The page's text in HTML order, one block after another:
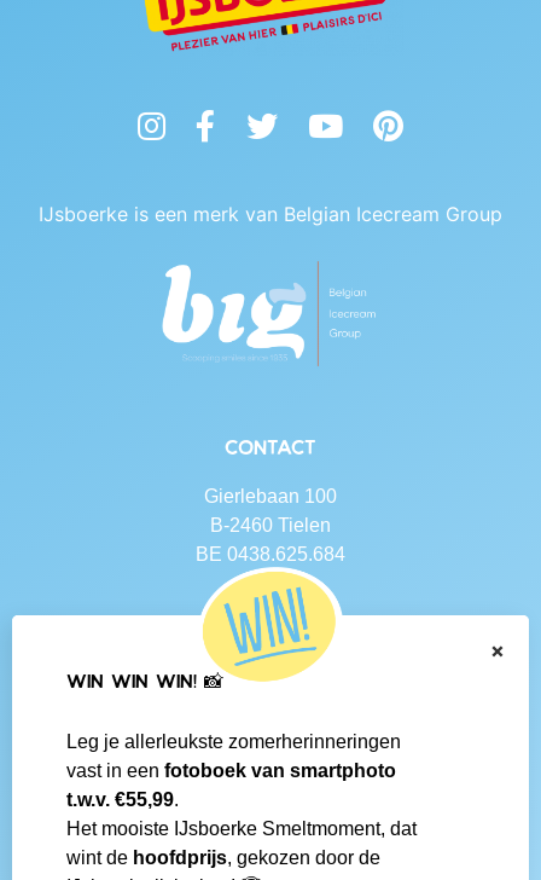
InstagramFacebookTwitter YouTubePinterest
IJsboerke is een merk van Belgian Icecream Group
Contact
Gierlebaan 100
B-2460 Tielen
BE 0438.625.684
Navigatie
Contact
Social media
IJsboerke-shops
Fanmail bezorgen
IJsboerke wedstrijd
×
WIN WIN WIN! 📸
Leg je allerleukste zomerherinneringen
vast in een fotoboek van smartphoto
t.w.v. €55,99.
Het mooiste IJsboerke Smeltmoment, dat
wint de hoofdprijs, gekozen door de